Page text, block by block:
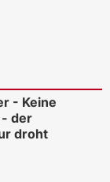
- Keine
- der
droht